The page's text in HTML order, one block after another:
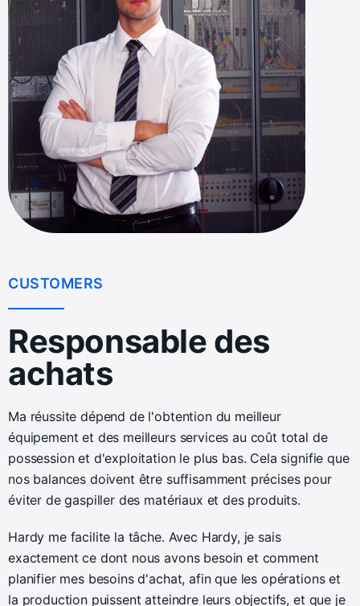
CUSTOMERS
Responsable des
achats
Ma réussite dépend de l'obtention du meilleur
équipement et des meilleurs services au coût total de
possession et d'exploitation le plus bas. Cela signifie que
nos balances doivent être suffisamment précises pour
éviter de gaspiller des matériaux et des produits.
Hardy me facilite la tâche. Avec Hardy, je sais
exactement ce dont nous avons besoin et comment
planifier mes besoins d'achat, afin que les opérations et
la production puissent atteindre leurs objectifs, et que je